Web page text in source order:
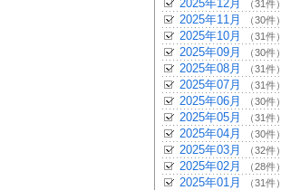
2025年12月 （31件）
2025年11月 （30件）
2025年10月 （31件）
2025年09月 （30件）
2025年08月 （31件）
2025年07月 （31件）
2025年06月 （30件）
2025年05月 （31件）
2025年04月 （30件）
2025年03月 （32件）
2025年02月 （28件）
2025年01月 （31件）